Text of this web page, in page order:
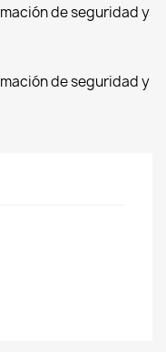
de seguridad y
de seguridad y